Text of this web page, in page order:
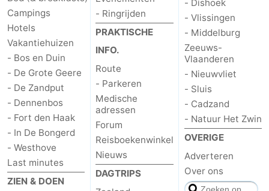
Campings
Hotels
Vakantiehuizen
- Bos en Duin
- De Grote Geere
- De Zandput
- Dennenbos
- Fort den Haak
- In De Bongerd
- Westhove
Last minutes
ZIEN & DOEN
- Ringrijden
PRAKTISCHE
INFO.
Route
- Parkeren
Medische
adressen
Forum
Reisboekenwinkel
Nieuws
DAGTRIPS
- Dishoek
- Vlissingen
- Middelburg
Zeeuws-
Vlaanderen
- Nieuwvliet
- Sluis
- Cadzand
- Natuur Het Zwin
OVERIGE
Adverteren
Over ons